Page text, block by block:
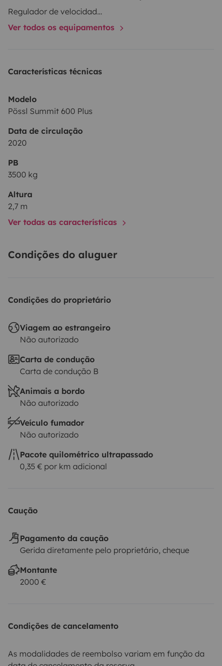
2025 sera sa dernière année en
location donc si vous souhaitez le louer c'est le
moment!Fourgon aménagé non fumeurs et animaux
Regulador de velocidade / Cruise Control
Ver todos os equipamentos
Características técnicas
Modelo
Pössl Summit 600 Plus
Data de circulação
2020
PB
3500 kg
Altura
2,7 m
Ver todas as características
Condições do aluguer
Condições do proprietário
Viagem ao estrangeiro
Não autorizado
Carta de condução
Carta de condução B
Animais a bordo
Não autorizado
Veículo fumador
Não autorizado
Pacote quilométrico ultrapassado
0,35 € por km adicional
Caução
Pagamento da caução
Gerida diretamente pelo proprietário, cheque
Montante
2000 €
Condições de cancelamento
As modalidades de reembolso variam em função da